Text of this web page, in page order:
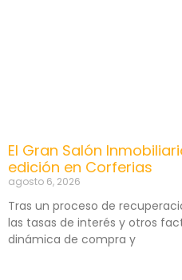
El Gran Salón
edición en Corferias
agosto 6, 2026
Tras un proceso de
las tasas de interés y otros
dinámica de compra y